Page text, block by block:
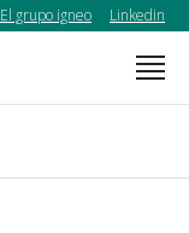
El grupo igneo Linkedin